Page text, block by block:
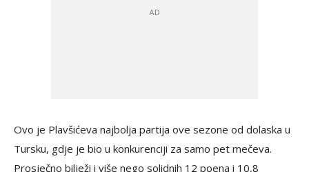
Ovo je Plavšićeva najbolja partija ove sezone od dolaska u
Tursku, gdje je bio u konkurenciji za samo pet mečeva.
Prosječno bilježi i više nego solidnih 12 poena i 10,8